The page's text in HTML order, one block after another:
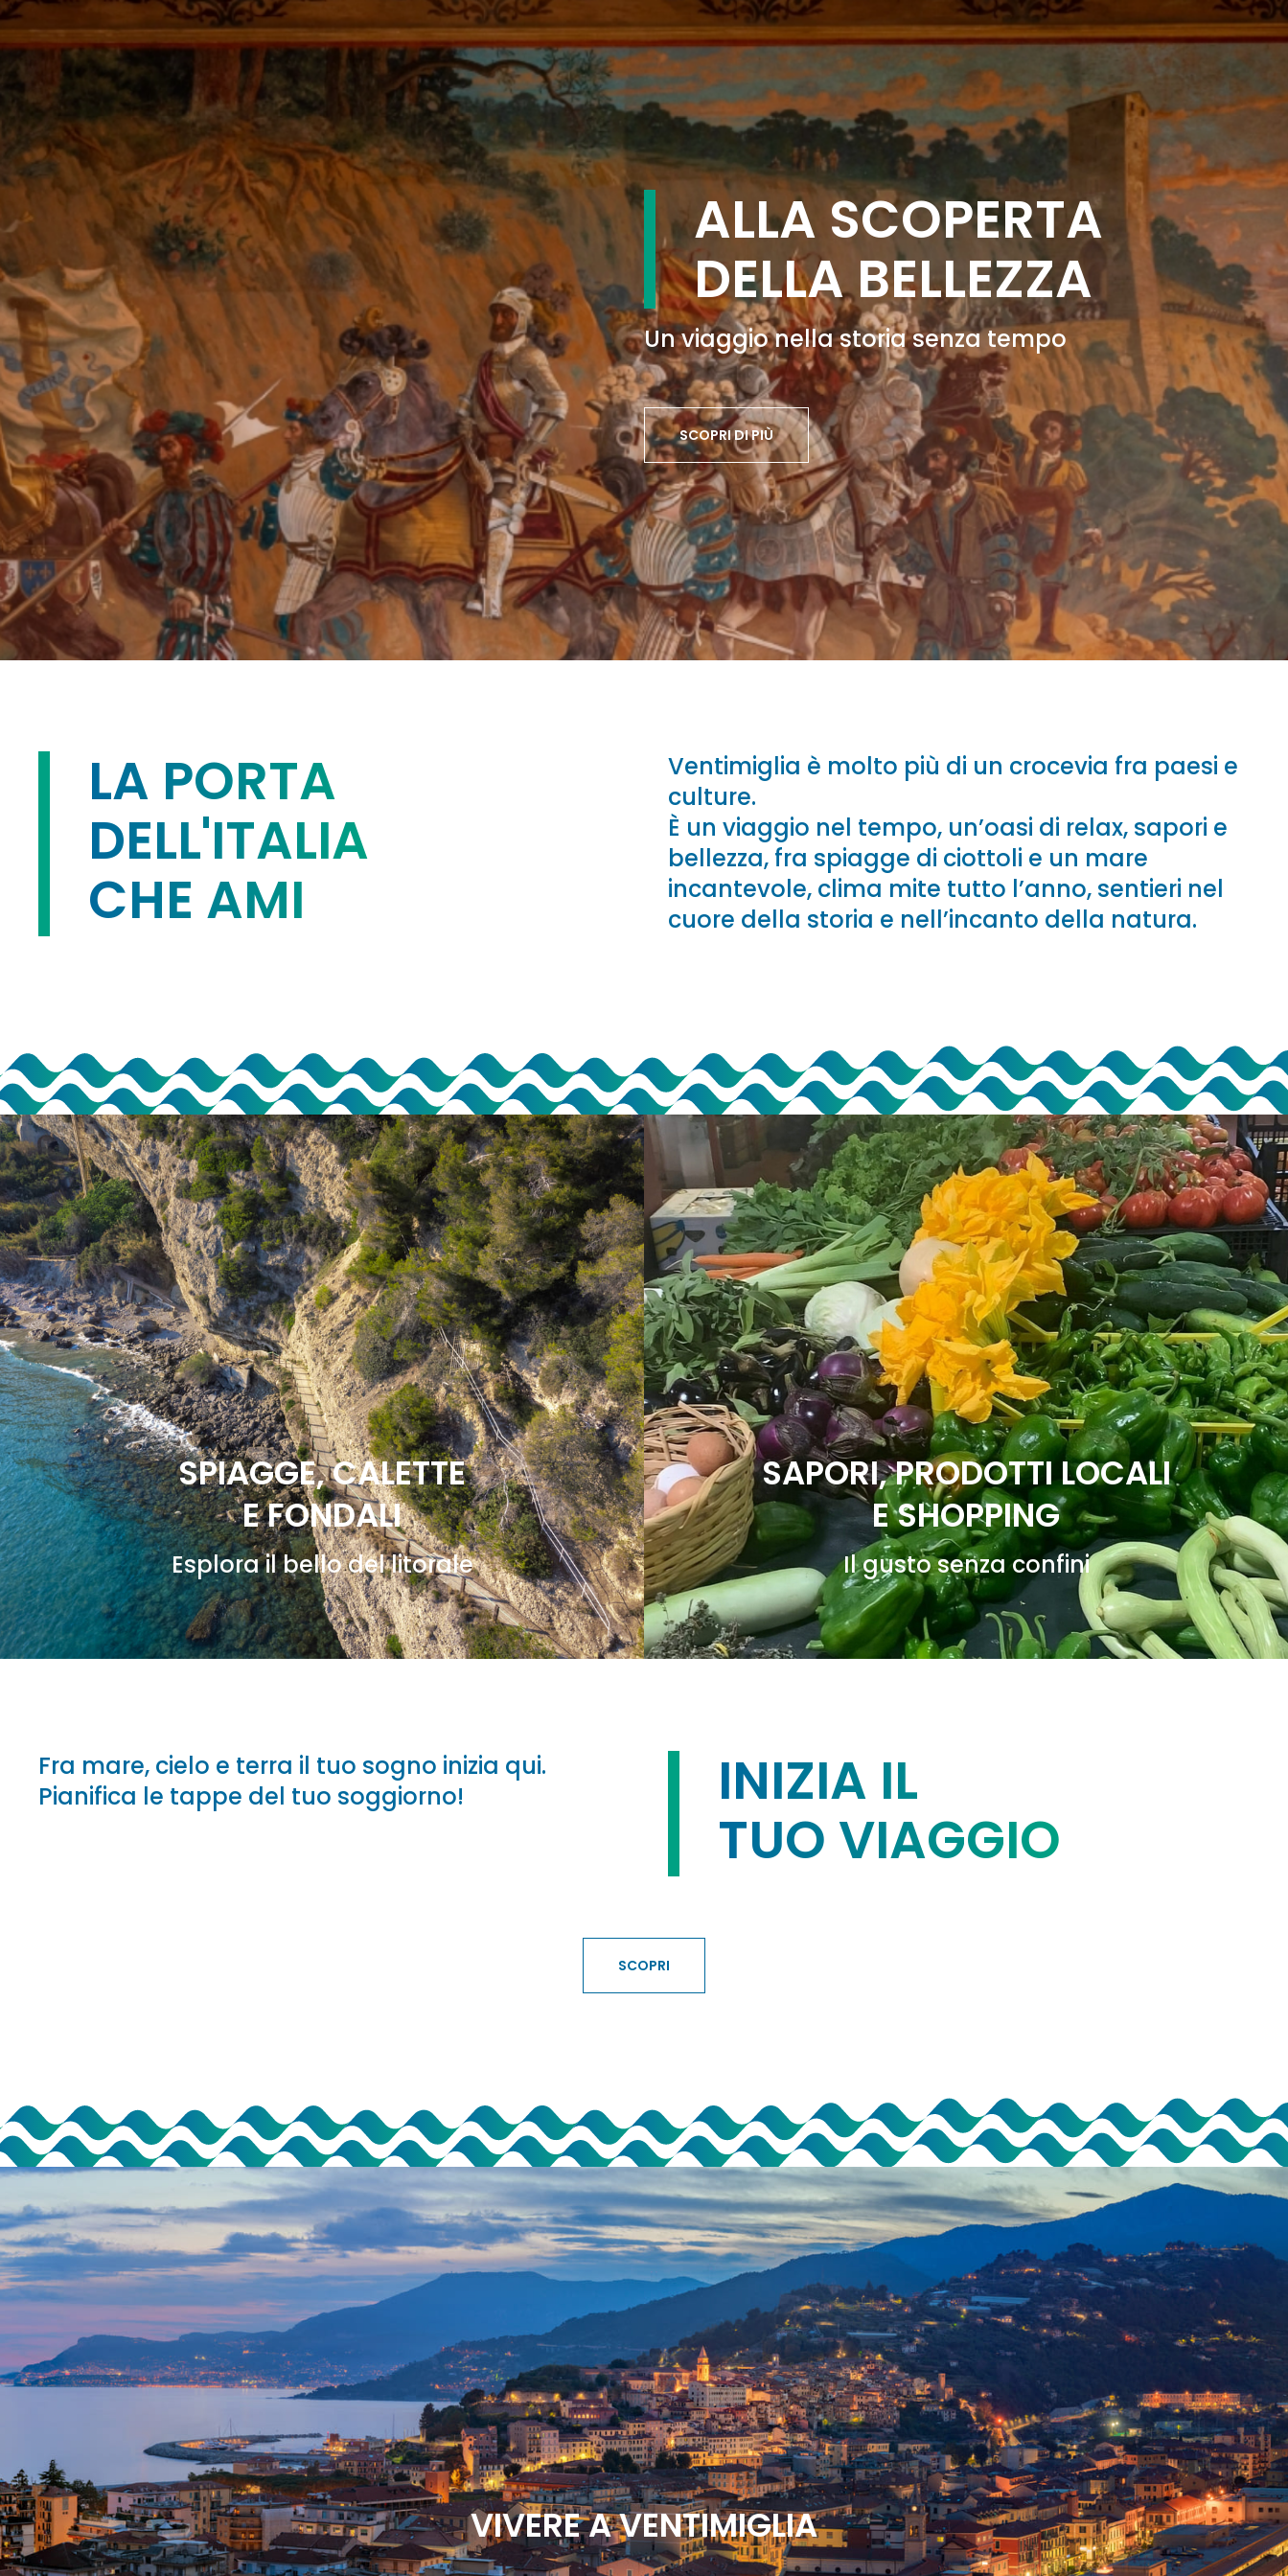
ALLA SCOPERTA
DELLA BELLEZZA
Un viaggio nella storia senza tempo
SCOPRI DI PIÙ
LA PORTA
DELL'ITALIA
CHE AMI
Ventimiglia è molto più di un crocevia fra paesi e
culture.
È un viaggio nel tempo, un’oasi di relax, sapori e
bellezza, fra spiagge di ciottoli e un mare
incantevole, clima mite tutto l’anno, sentieri nel
cuore della storia e nell’incanto della natura.
SPIAGGE, CALETTE
E FONDALI
Esplora il bello del litorale
SAPORI, PRODOTTI LOCALI
E SHOPPING
Il gusto senza confini
Fra mare, cielo e terra il tuo sogno inizia qui.
Pianifica le tappe del tuo soggiorno!
INIZIA IL
TUO VIAGGIO
SCOPRI
VIVERE A VENTIMIGLIA